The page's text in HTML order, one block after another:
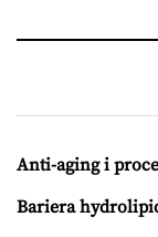
Anti-aging i
Bariera